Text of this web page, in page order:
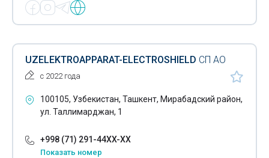
UZELEKTROAPPARAT-ELECTROSHIELD СП АО
с 2022 года
100105, Узбекистан, Ташкент, Мирабадский район,
ул. Таллимарджан, 1
+998 (71) 291-44XX-XX
Показать номер